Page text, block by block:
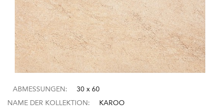
ABMESSUNGEN:
30 x 60
NAME DER KOLLEKTION:
KAROO